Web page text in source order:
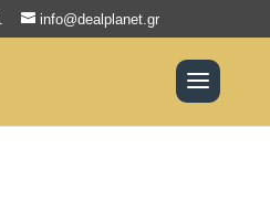
info@dealplanet.gr